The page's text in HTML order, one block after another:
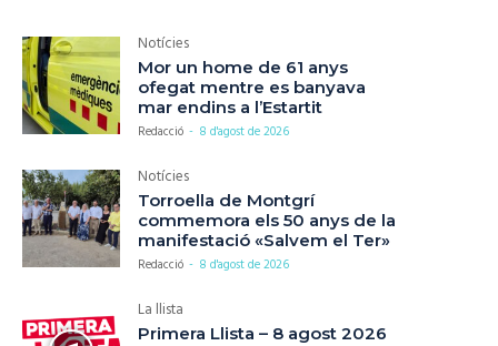
Notícies
Mor un home de 61 anys
ofegat mentre es banyava
mar endins a l’Estartit
Redacció - 8 d'agost de 2026
Notícies
Torroella de Montgrí
commemora els 50 anys de la
manifestació «Salvem el Ter»
Redacció - 8 d'agost de 2026
La llista
Primera Llista – 8 agost 2026